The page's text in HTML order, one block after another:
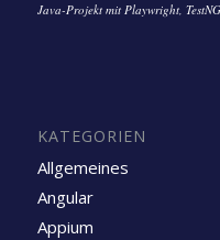
Java-Projekt mit Playwright,
KATEGORIEN
Allgemeines
Angular
Appium